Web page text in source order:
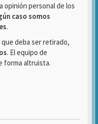
opinión personal de los
caso somos
.
deba ser retirado,
. El equipo de
forma altruista.